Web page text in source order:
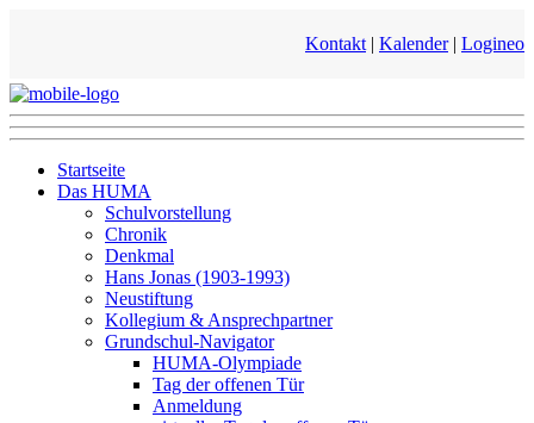
Kontakt | Kalender| Logineo
Startseite
Das HUMA
Schulvorstellung
Chronik
Denkmal
Hans Jonas (1903-1993)
Neustiftung
Kollegium & Ansprechpartner
Grundschul-Navigator
HUMA-Olympiade
Tag der offenen Tür
Anmeldung